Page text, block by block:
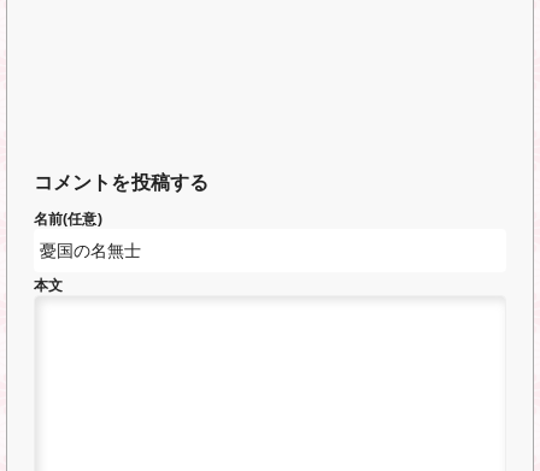
コメントを投稿する
名前(任意)
本文